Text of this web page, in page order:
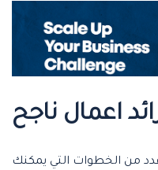
اعمال ناجح
من الخطوات التي يمكنك